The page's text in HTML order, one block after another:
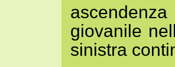
giovanile
sinistra